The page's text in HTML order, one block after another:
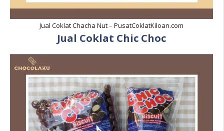
Jual Coklat Chacha Nut – PusatCoklatKiloan.com
Jual Coklat Chic Choc